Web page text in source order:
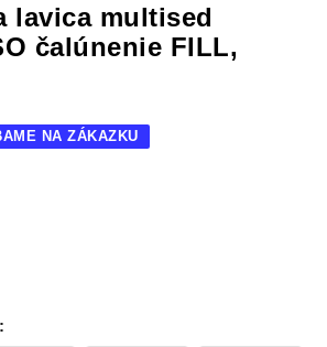
lavica multised
čalúnenie FILL,
NA ZÁKAZKU
: